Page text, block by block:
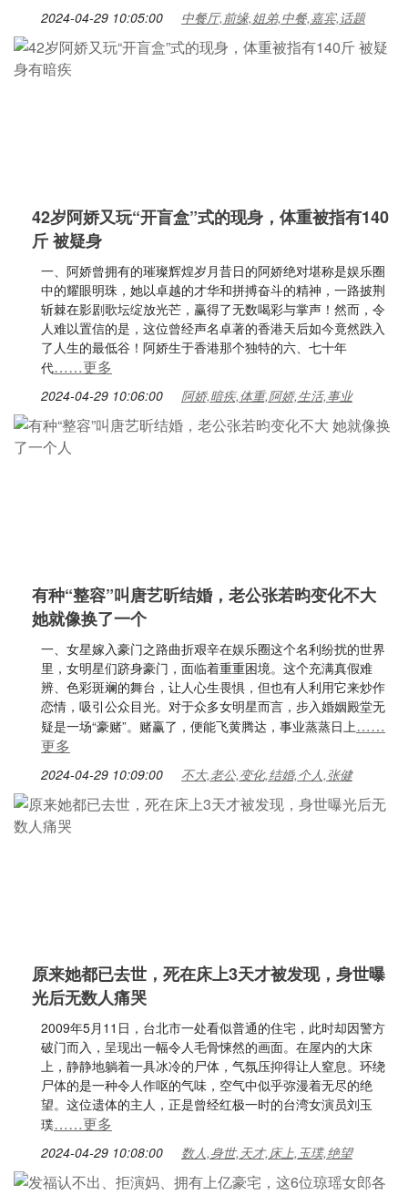
2024-04-29 10:05:00 中餐厅,前缘,姐弟,中餐,嘉宾,话题
42岁阿娇又玩“开盲盒”式的现身，体重被指有140
斤 被疑身
一、阿娇曾拥有的璀璨辉煌岁月昔日的阿娇绝对堪称是娱乐圈
中的耀眼明珠，她以卓越的才华和拼搏奋斗的精神，一路披荆
斩棘在影剧歌坛绽放光芒，赢得了无数喝彩与掌声！然而，令
人难以置信的是，这位曾经声名卓著的香港天后如今竟然跌入
了人生的最低谷！阿娇生于香港那个独特的六、七十年
代……更多
2024-04-29 10:06:00 阿娇,暗疾,体重,阿娇,生活,事业
有种“整容”叫唐艺昕结婚，老公张若昀变化不大
她就像换了一个
一、女星嫁入豪门之路曲折艰辛在娱乐圈这个名利纷扰的世界
里，女明星们跻身豪门，面临着重重困境。这个充满真假难
辨、色彩斑斓的舞台，让人心生畏惧，但也有人利用它来炒作
恋情，吸引公众目光。对于众多女明星而言，步入婚姻殿堂无
疑是一场“豪赌”。赌赢了，便能飞黄腾达，事业蒸蒸日上……
更多
2024-04-29 10:09:00 不大,老公,变化,结婚,个人,张健
原来她都已去世，死在床上3天才被发现，身世曝
光后无数人痛哭
2009年5月11日，台北市一处看似普通的住宅，此时却因警方
破门而入，呈现出一幅令人毛骨悚然的画面。在屋内的大床
上，静静地躺着一具冰冷的尸体，气氛压抑得让人窒息。环绕
尸体的是一种令人作呕的气味，空气中似乎弥漫着无尽的绝
望。这位遗体的主人，正是曾经红极一时的台湾女演员刘玉
璞……更多
2024-04-29 10:08:00 数人,身世,天才,床上,玉璞,绝望